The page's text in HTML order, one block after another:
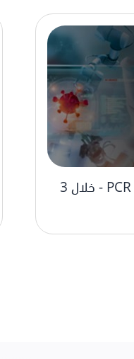
فحص كورونا كوفيد 19 PCR - خلال 3